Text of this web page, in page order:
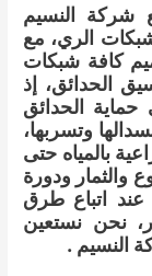
شركة النسيم
الري، مع
كافة شبكات
الحدائق، إذ
الحدائق
وتسربها،
بالمياه حتى
والثمار ودورة
عند اتباع طرق
نحن نستعين
النسيم .